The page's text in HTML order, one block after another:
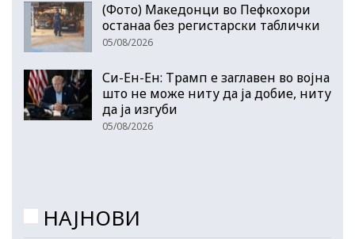
(Фото) Македонци во Пефкохори
останаа без регистарски таблички
05/08/2026
Си-Ен-Ен: Трамп е заглавен во војна
што не може ниту да ја добие, ниту
да ја изгуби
05/08/2026
НАЈНОВИ